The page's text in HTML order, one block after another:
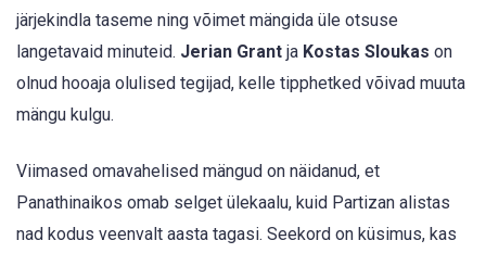
järjekindla taseme ning võimet mängida üle otsuse
langetavaid minuteid. Jerian Grant ja Kostas Sloukas on
olnud hooaja olulised tegijad, kelle tipphetked võivad muuta
mängu kulgu.
Viimased omavahelised mängud on näidanud, et
Panathinaikos omab selget ülekaalu, kuid Partizan alistas
nad kodus veenvalt aasta tagasi. Seekord on küsimus, kas